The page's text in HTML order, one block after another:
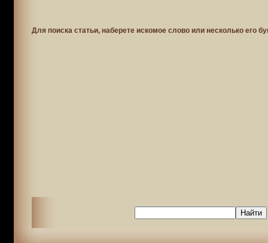
Для поиска статьи, наберете искомое слово или несколько его